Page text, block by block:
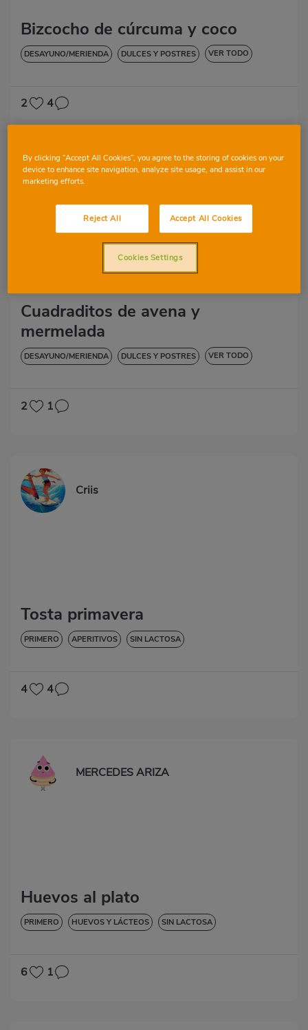
Bizcocho de cúrcuma y coco
DESAYUNO/MERIENDA DULCES Y POSTRES VER TODO
2 4
Criis
Cuadraditos de avena y
mermelada
DESAYUNO/MERIENDA DULCES Y POSTRES VER TODO
2 1
Criis
Tosta primavera
PRIMERO APERITIVOS SIN LACTOSA
4 4
MERCEDES ARIZA
Huevos al plato
PRIMERO HUEVOS Y LÁCTEOS SIN LACTOSA
6 1
By clicking “Accept All Cookies”, you agree to the storing of cookies on your
device to enhance site navigation, analyze site usage, and assist in our
marketing efforts.
Reject All Accept All Cookies
Cookies Settings